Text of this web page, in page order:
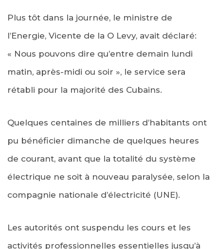
Plus tôt dans la journée, le ministre de
l’Energie, Vicente de la O Levy, avait déclaré:
« Nous pouvons dire qu’entre demain lundi
matin, après-midi ou soir », le service sera
rétabli pour la majorité des Cubains.
Quelques centaines de milliers d’habitants ont
pu bénéficier dimanche de quelques heures
de courant, avant que la totalité du système
électrique ne soit à nouveau paralysée, selon la
compagnie nationale d’électricité (UNE).
Les autorités ont suspendu les cours et les
activités professionnelles essentielles jusqu’à